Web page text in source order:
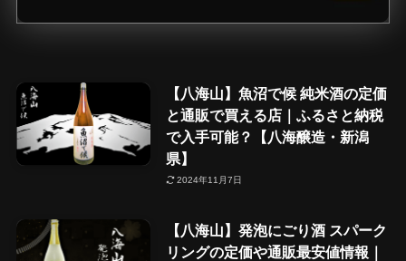
【八海山】魚沼で候 純米酒の定価
と通販で買える店｜ふるさと納税
で入手可能？【八海醸造・新潟
県】
2024年11月7日
【八海山】発泡にごり酒 スパーク
リングの定価や通販最安値情報｜